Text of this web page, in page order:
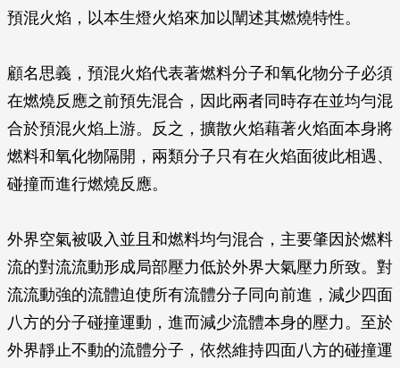
預混火焰，以本生燈火焰來加以闡述其燃燒特性。
顧名思義，預混火焰代表著燃料分子和氧化物分子必須
在燃燒反應之前預先混合，因此兩者同時存在並均勻混
合於預混火焰上游。反之，擴散火焰藉著火焰面本身將
燃料和氧化物隔開，兩類分子只有在火焰面彼此相遇、
碰撞而進行燃燒反應。
外界空氣被吸入並且和燃料均勻混合，主要肇因於燃料
流的對流流動形成局部壓力低於外界大氣壓力所致。對
流流動強的流體迫使所有流體分子同向前進，減少四面
八方的分子碰撞運動，進而減少流體本身的壓力。至於
外界靜止不動的流體分子，依然維持四面八方的碰撞運